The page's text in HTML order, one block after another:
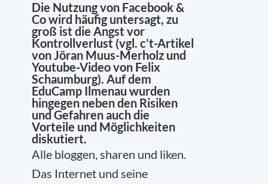
Die Nutzung von Facebook &
Co wird häufig untersagt, zu
groß ist die Angst vor
Kontrollverlust (vgl. c’t-Artikel
von Jöran Muus-Merholz und
Youtube-Video von Felix
Schaumburg). Auf dem
EduCamp Ilmenau wurden
hingegen neben den Risiken
und Gefahren auch die
Vorteile und Möglichkeiten
diskutiert.
Alle bloggen, sharen und liken.
Das Internet und seine